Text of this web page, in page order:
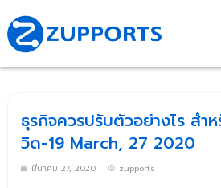
ธุรกิจควรปรับตัวอย่างไร สำ
วิด-19 March, 27 2020
มีนาคม 27, 2020 zupports